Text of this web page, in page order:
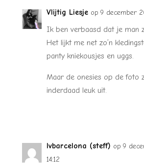
Vlijtig Liesje op 9 december
Ik ben verbaasd dat je man
Het lijkt me net zo’n
panty kniekousjes en uggs.
Maar de onesies op de foto
inderdaad leuk uit.
lvbarcelona (steff) op 9
14:12